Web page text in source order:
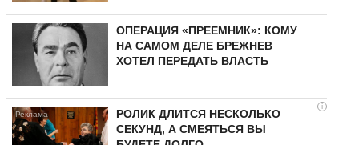
ОПЕРАЦИЯ «ПРЕЕМНИК»: КОМУ
НА САМОМ ДЕЛЕ БРЕЖНЕВ
ХОТЕЛ ПЕРЕДАТЬ ВЛАСТЬ
i
РОЛИК ДЛИТСЯ НЕСКОЛЬКО
СЕКУНД, А СМЕЯТЬСЯ ВЫ